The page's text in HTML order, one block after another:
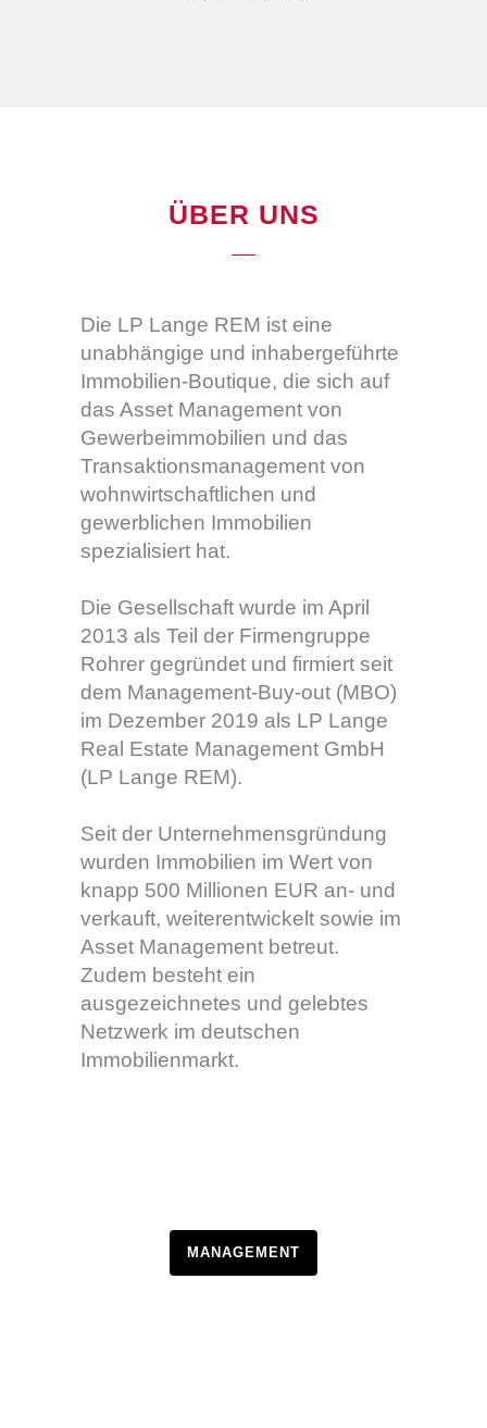
ÜBER UNS
Die LP Lange REM ist eine
unabhängige und inhabergeführte
Immobilien-Boutique, die sich auf
das Asset Management von
Gewerbeimmobilien und das
Transaktionsmanagement von
wohnwirtschaftlichen und
gewerblichen Immobilien
spezialisiert hat.
Die Gesellschaft wurde im April
2013 als Teil der Firmengruppe
Rohrer gegründet und firmiert seit
dem Management-Buy-out (MBO)
im Dezember 2019 als LP Lange
Real Estate Management GmbH
(LP Lange REM).
Seit der Unternehmensgründung
wurden Immobilien im Wert von
knapp 500 Millionen EUR an- und
verkauft, weiterentwickelt sowie im
Asset Management betreut.
Zudem besteht ein
ausgezeichnetes und gelebtes
Netzwerk im deutschen
Immobilienmarkt.
MANAGEMENT